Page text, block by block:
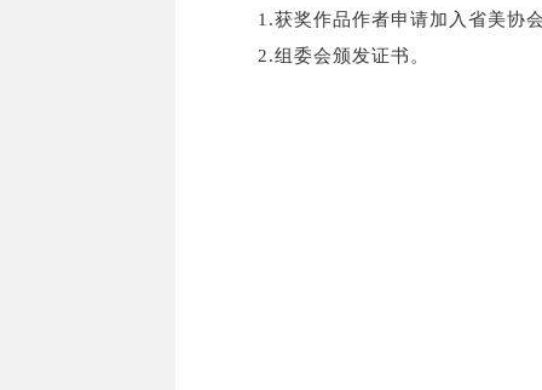
1.获奖作品作者申请加入省美协
2.组委会颁发证书。